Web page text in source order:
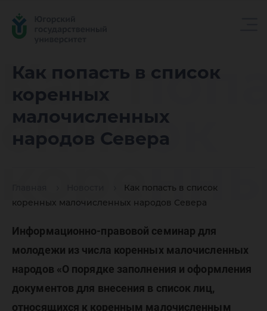
Как попасть в список
коренных
малочисленных
народов Севера
Как попасть в список
коренных малочисленных народов Севера
Как
список
Информационно-правовой семинар для
молодежи из числа коренных малочисленных
народов «О порядке заполнения и оформления
документов для внесения в список лиц,
относящихся к коренным малочисленным